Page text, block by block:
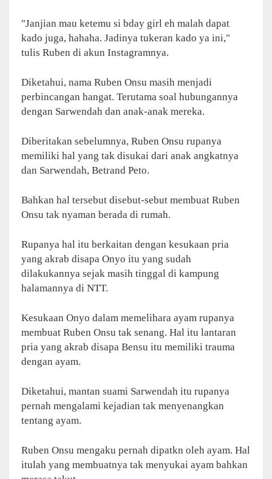
"Janjian mau ketemu si bday girl eh malah dapat
kado juga, hahaha. Jadinya tukeran kado ya ini,"
tulis Ruben di akun Instagramnya.
Diketahui, nama Ruben Onsu masih menjadi
perbincangan hangat. Terutama soal hubungannya
dengan Sarwendah dan anak-anak mereka.
Diberitakan sebelumnya, Ruben Onsu rupanya
memiliki hal yang tak disukai dari anak angkatnya
dan Sarwendah, Betrand Peto.
Bahkan hal tersebut disebut-sebut membuat Ruben
Onsu tak nyaman berada di rumah.
Rupanya hal itu berkaitan dengan kesukaan pria
yang akrab disapa Onyo itu yang sudah
dilakukannya sejak masih tinggal di kampung
halamannya di NTT.
Kesukaan Onyo dalam memelihara ayam rupanya
membuat Ruben Onsu tak senang. Hal itu lantaran
pria yang akrab disapa Bensu itu memiliki trauma
dengan ayam.
Diketahui, mantan suami Sarwendah itu rupanya
pernah mengalami kejadian tak menyenangkan
tentang ayam.
Ruben Onsu mengaku pernah dipatkn oleh ayam. Hal
itulah yang membuatnya tak menyukai ayam bahkan